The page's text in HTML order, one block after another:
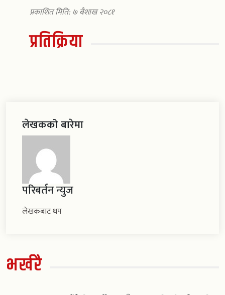
प्रकाशित मिति: ७ बैशाख २०८१
प्रतिक्रिया
लेखकको बारेमा
परिबर्तन न्युज
लेखकबाट थप
भर्खरै